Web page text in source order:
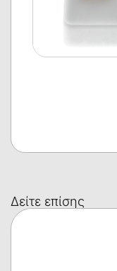
Δείτε επίσης